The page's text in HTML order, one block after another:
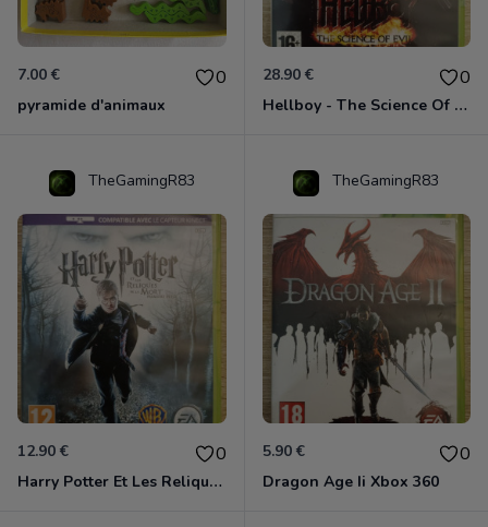
7.00 € 0
pyramide d'animaux
28.90 € 0
Hellboy - The Science Of Evil Xbox 360
TheGamingR83
12.90 € 0
Harry Potter Et Les Reliques De La Mort - 1ère Partie Xbox 360
TheGamingR83
5.90 € 0
Dragon Age Ii Xbox 360